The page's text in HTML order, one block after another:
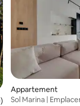
: 5 sur 5
moyenne sur la
Appartement
Sol Marina |